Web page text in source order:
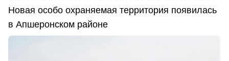
Новая особо охраняемая территория появилась
в Апшеронском районе